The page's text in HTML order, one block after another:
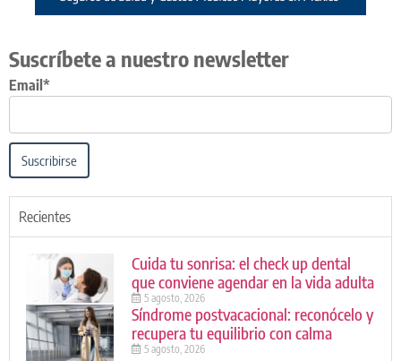
Suscríbete a nuestro newsletter
Email*
Suscribirse
Recientes
Cuida tu sonrisa: el check up dental
que conviene agendar en la vida adulta
5 agosto, 2026
Síndrome postvacacional: reconócelo y
recupera tu equilibrio con calma
5 agosto, 2026